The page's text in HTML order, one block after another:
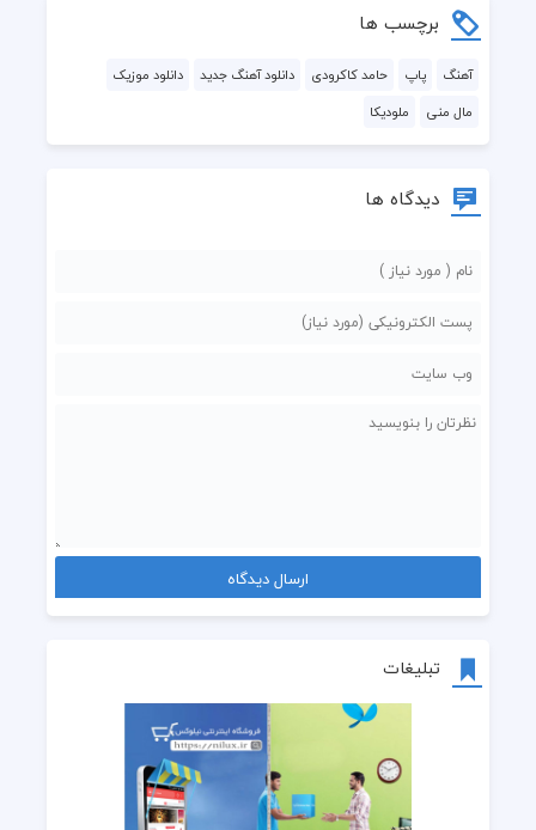
تبلیغات
برچسب ها
آهنگ پاپ حامد کاکرودی دانلود آهنگ جدید
دانلود موزیک
مال منی
ملودیکا
دیدگاه ها